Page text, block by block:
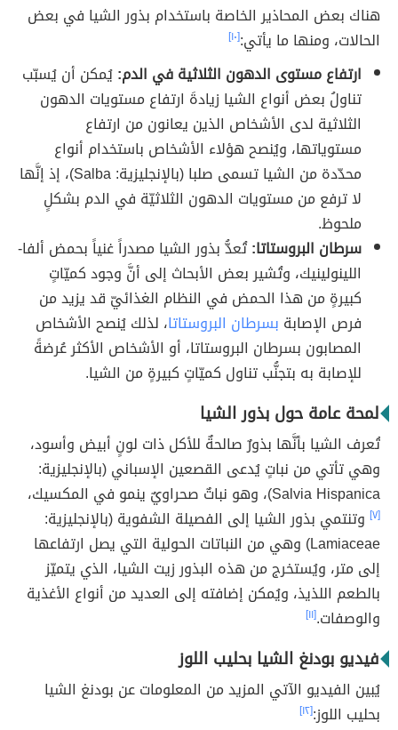
هناك بعض المحاذير الخاصة باستخدام بذور الشيا في بعض
الحالات، ومنها ما يأتي:[١٠]
ارتفاع مستوى الدهون الثلاثية في الدم:يُمكن أن يُسبّب
تناولُ بعض أنواع الشيا زيادةَ ارتفاع مستويات الدهون
الثلاثية لدى الأشخاص الذين يعانون من ارتفاع
مستوياتها، ويُنصح هؤلاء الأشخاص باستخدام أنواع
محدّدة من الشيا تسمى صلبا (بالإنجليزية: Salba)، إذ إنَّها
لا ترفع من مستويات الدهون الثلاثيّة في الدم بشكلٍ
ملحوظ.
سرطان البروستاتا:تُعدُّ بذور الشيا مصدراً غنياً بحمض ألفا-
اللينولينيك، وتُشير بعض الأبحاث إلى أنَّ وجود كميّاتٍ
كبيرةٍ من هذا الحمض في النظام الغذائيّ قد يزيد من
فرص الإصابة بسرطان البروستاتا، لذلك يُنصح الأشخاص
المصابون بسرطان البروستاتا، أو الأشخاص الأكثر عُرضةً
للإصابة به بتجنُّب تناول كميّاتٍ كبيرةٍ من الشيا.
لمحة عامة حول بذور الشيا
تُعرف الشيا بأنَّها بذورٌ صالحةٌ للأكل ذات لونٍ أبيض وأسود،
وهي تأتي من نباتٍ يُدعى القصعين الإسباني (بالإنجليزية:
Salvia Hispanica)، وهو نباتٌ صحراويٌ ينمو في المكسيك،
[٧]
وتنتمي بذور الشيا إلى الفصيلة الشفوية (بالإنجليزية:
Lamiaceae) وهي من النباتات الحولية التي يصل ارتفاعها
إلى متر، ويُستخرج من هذه البذور زيت الشيا، الذي يتميّز
بالطعم اللذيذ، ويُمكن إضافته إلى العديد من أنواع الأغذية
والوصفات.[١١]
فيديو بودنغ الشيا بحليب اللوز
يُبين الفيديو الآتي المزيد من المعلومات عن بودنغ الشيا
بحليب اللوز:[١٢]